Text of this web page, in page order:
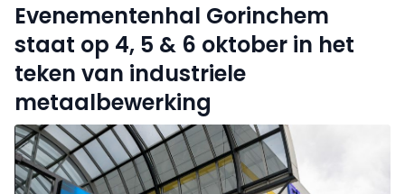
Evenementenhal Gorinchem
staat op 4, 5 & 6 oktober in het
teken van industriele
metaalbewerking